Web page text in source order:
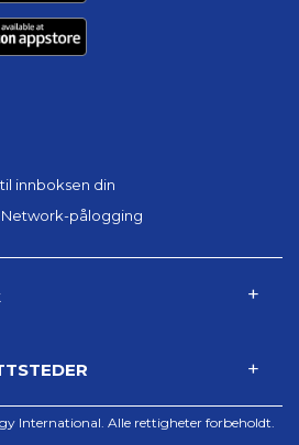
innboksen din
pålogging
International. Alle rettigheter forbeholdt.